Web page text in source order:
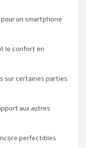
pour un smartphone
le confort en
sur certaines parties
aux autres
perfectibles